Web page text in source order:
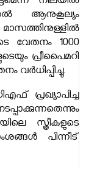
ആനുകൂല്യം
വേതനം 1000
പ്രീപൈമറി
വര്‍ധിപ്പിച്ചു.
പ്രഖ്യാപിച്ച
സ്ത്രീകളുടെ
പിന്നീട്